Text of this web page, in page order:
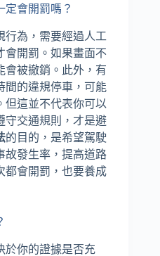
定會開罰嗎？
行為，需要經過人工
會開罰。如果畫面不
會被撤銷。此外，有
間的違規停車，可能
但這並不代表你可以
守交通規則，才是避
的目的，是希望駕駛
故發生率，提高道路
都會開罰，也要養成
於你的證據是否充